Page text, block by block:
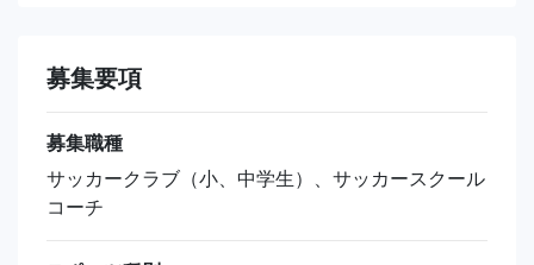
募集要項
募集職種
サッカークラブ（小、中学生）、サッカースクール
コーチ